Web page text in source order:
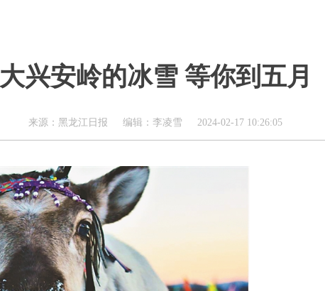
大兴安岭的冰雪 等你到五月
来源：黑龙江日报 编辑：李凌雪 2024-02-17 10:26:05